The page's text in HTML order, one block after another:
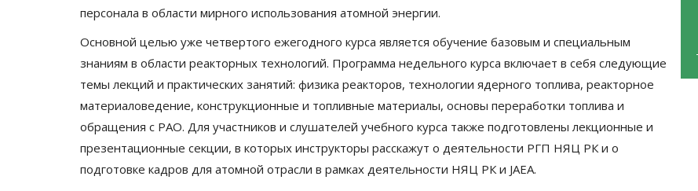
персонала в области мирного использования атомной энергии.
Основной целью уже четвертого ежегодного курса является обучение базовым и специальным
знаниям в области реакторных технологий. Программа недельного курса включает в себя следующие
темы лекций и практических занятий: физика реакторов, технологии ядерного топлива, реакторное
материаловедение, конструкционные и топливные материалы, основы переработки топлива и
обращения с РАО. Для участников и слушателей учебного курса также подготовлены лекционные и
презентационные секции, в которых инструкторы расскажут о деятельности РГП НЯЦ РК и о
подготовке кадров для атомной отрасли в рамках деятельности НЯЦ РК и JAEA.